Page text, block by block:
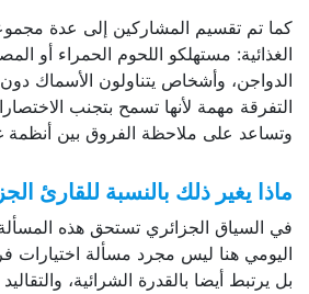
كما تم تقسيم المشاركين إلى عدة
الغذائية: مستهلكو اللحوم الحمراء أو
الدواجن، وأشخاص يتناولون الأسماك دون
التفرقة مهمة لأنها تسمح بتجنب
وتساعد على ملاحظة الفروق بين أنظمة
ماذا يغير ذلك بالنسبة للقارئ
في السياق الجزائري تستحق هذه
اليومي هنا ليس مجرد مسألة اختيارات
بل يرتبط أيضا بالقدرة الشرائية، والتقاليد